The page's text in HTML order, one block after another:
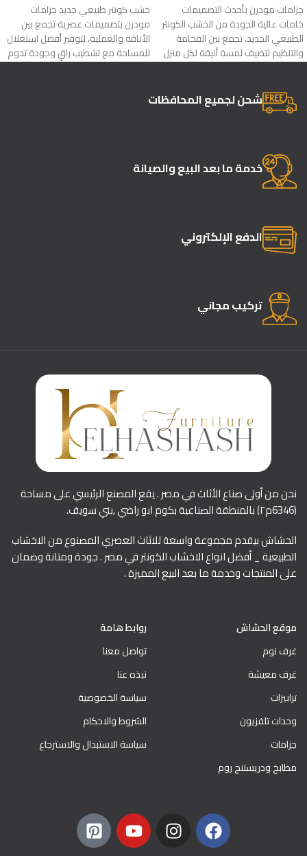
جزامات مودرن بأحدث التصميمات
خامات عالية الجودة من الخشب الكونتر
الطبيعي الجديد، تجمع بين الفخامة
والتنظيم لتضيف لمسة أنيقة لكل منزل
خشب كونتر طبيعي جديد جزامات
مودرن بتصميمات عصرية تجمع بين
الأناقة والعملية، لتوفير أفضل استغلال
للمساحة مع تشطيب راقٍ وجودة تدوم
لسنوات
شحن لجميع المحافظات
خدمة ما بعد البيع والصيانة
الدفع الإلكتروني
تركيب مجاني
نحن من أولى صناع الأثاث في مصر . يقع المصنع الرئيسي على مساحة
(6346م٢) بالمنطقة الصناعية بكوم ابو راضي ,بني سويف.
الحشاش بيقدم مجموعة واسعة للاثاث العصري المصنوع من الاخشاب
الطبيعية _ أفضل انواع الاخشاب الكونتر في مصر . جودة ومتانة وضمان
على المنتجات وخدمة ما بعد البيع المميزة .
موقع الحشاش
غرف نوم
غرف معيشة
ترابيزات
وحدات تلفزيون
جزامات
مطابخ ودريستنج روم
روابط هامة
تواصل معنا
نبذه عنا
سياسة الخصوصية
الشروط والاحكام
سياسة الاستبدال والاسترجاع